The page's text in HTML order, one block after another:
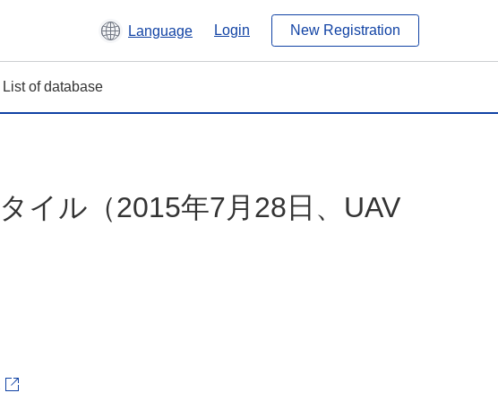
Language Login New Registration
List of database
イル（2015年7月28日、UAV